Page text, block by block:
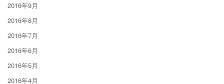
2016年9月
2016年8月
2016年7月
2016年6月
2016年5月
2016年4月